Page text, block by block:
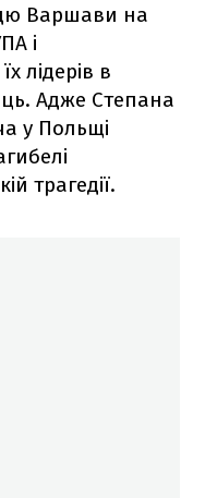
Варшави на
і
лідерів в
Адже Степана
у Польщі
трагедії.